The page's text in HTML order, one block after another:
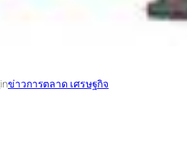
inข่าวการตลาด เศรษฐกิจ